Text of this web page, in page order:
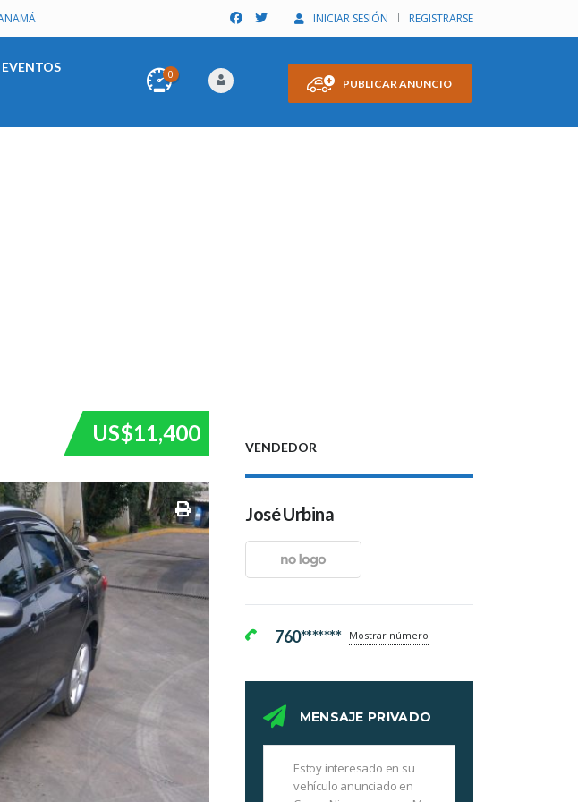
INICIAR SESIÓN REGISTRARSE
PUBLICAR ANUNCIO
0
EVENTOS
US$11,400
VENDEDOR
José Urbina
760******* Mostrar número
MENSAJE PRIVADO